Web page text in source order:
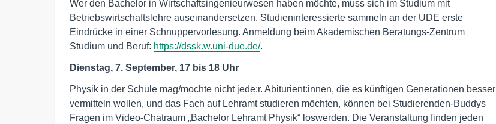
Wer den Bachelor in Wirtschaftsingenieurwesen haben möchte, muss sich im Studium mit
Betriebswirtschaftslehre auseinandersetzen. Studieninteressierte sammeln an der UDE erste
Eindrücke in einer Schnuppervorlesung. Anmeldung beim Akademischen Beratungs-Zentrum
Studium und Beruf: https://dssk.w.uni-due.de/.
Dienstag, 7. September, 17 bis 18 Uhr
Physik in der Schule mag/mochte nicht jede:r. Abiturient:innen, die es künftigen Generationen besser
vermitteln wollen, und das Fach auf Lehramt studieren möchten, können bei Studierenden-Buddys
Fragen im Video-Chatraum „Bachelor Lehramt Physik“ loswerden. Die Veranstaltung finden jeden